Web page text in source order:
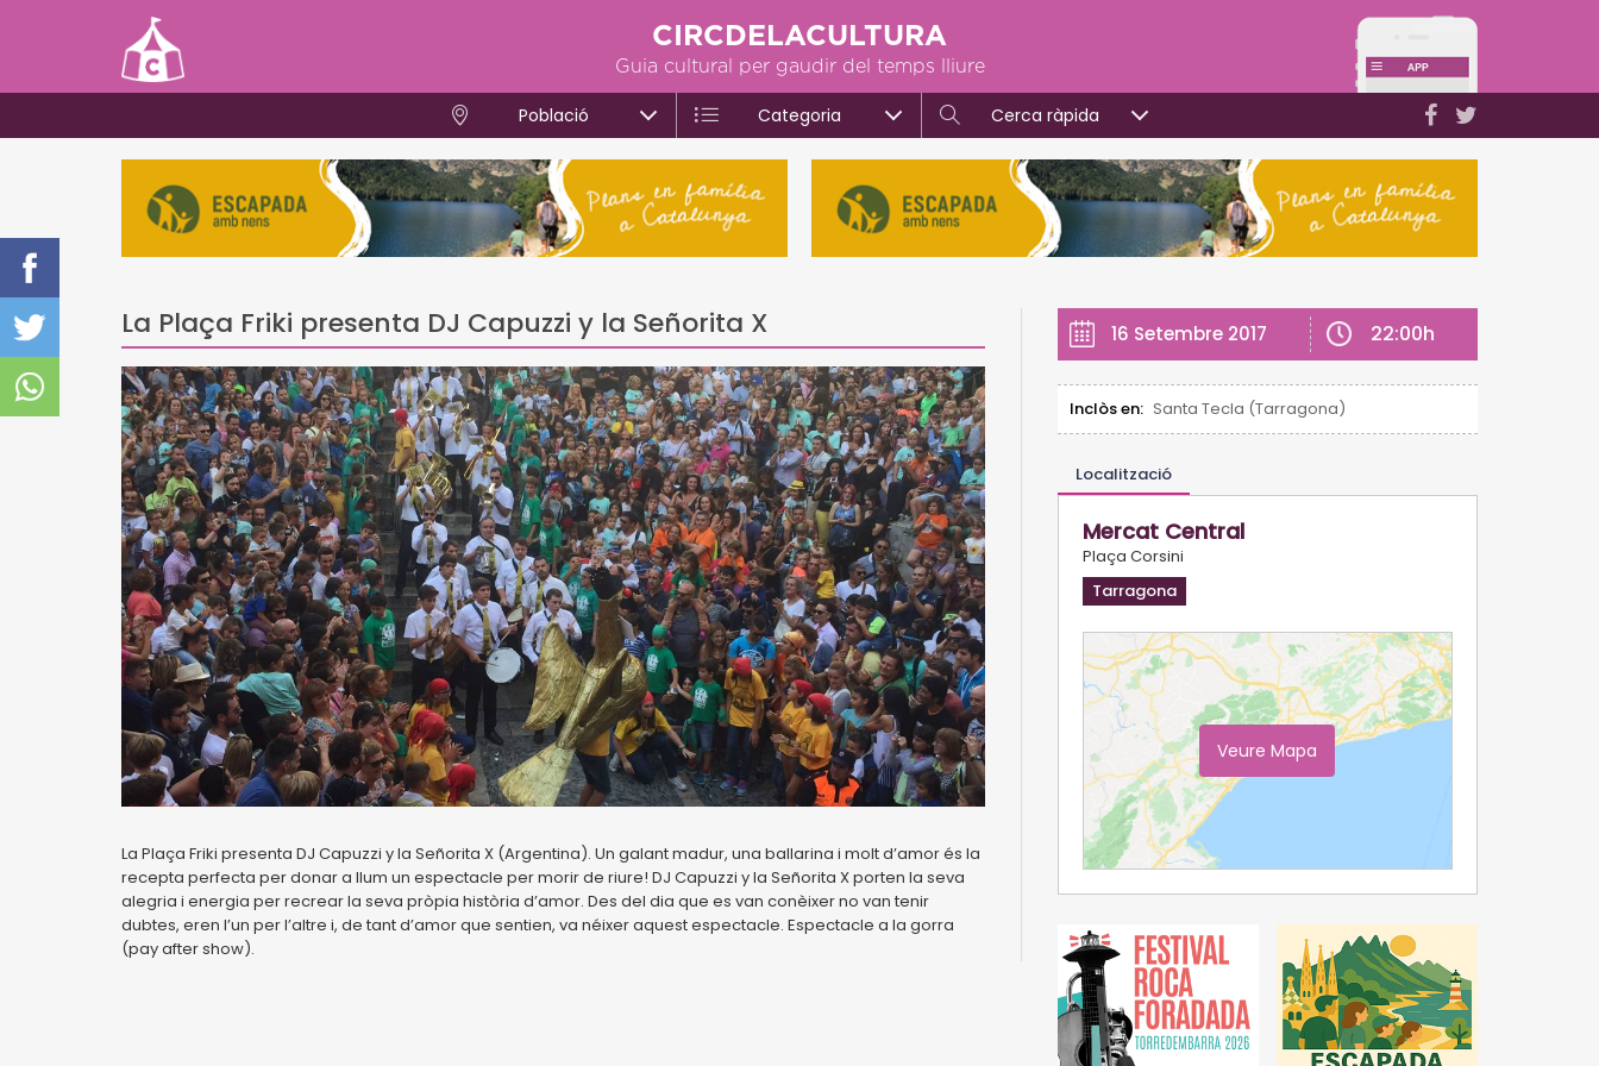
CIRCDELACULTURA
Guia cultural per gaudir del temps lliure
Població Categoria Cerca ràpida
La Plaça Friki presenta DJ Capuzzi y la Señorita X
La Plaça Friki presenta DJ Capuzzi y la Señorita X (Argentina). Un galant madur, una ballarina i molt d’amor és la
recepta perfecta per donar a llum un espectacle per morir de riure! DJ Capuzzi y la Señorita X porten la seva
alegria i energia per recrear la seva pròpia història d’amor. Des del dia que es van conèixer no van tenir
dubtes, eren l’un per l’altre i, de tant d’amor que sentien, va néixer aquest espectacle. Espectacle a la gorra
(pay after show).
16 Setembre 2017 22:00h
Inclòs en: Santa Tecla (Tarragona)
Localització
Mercat Central
Plaça Corsini
Tarragona
Veure Mapa